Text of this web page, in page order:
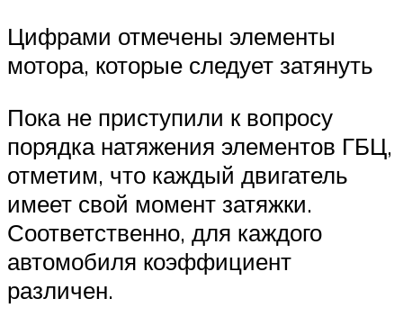
Цифрами отмечены элементы
мотора, которые следует затянуть
Пока не приступили к вопросу
порядка натяжения элементов ГБЦ,
отметим, что каждый двигатель
имеет свой момент затяжки.
Соответственно, для каждого
автомобиля коэффициент
различен.